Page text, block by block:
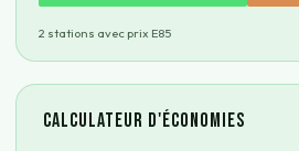
2 stations avec prix E85
Calculateur d'économies